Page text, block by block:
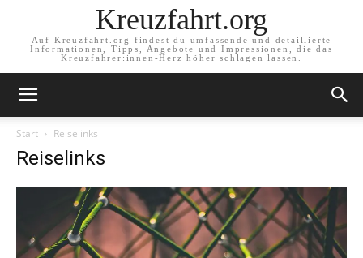
Kreuzfahrt.org
Auf Kreuzfahrt.org findest du umfassende und detaillierte
Informationen, Tipps, Angebote und Impressionen, die das
Kreuzfahrer:innen-Herz höher schlagen lassen.
Start Reiselinks
Reiselinks